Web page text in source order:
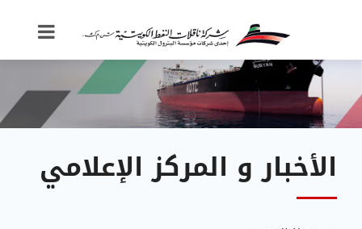
الأخبار و المركز الإعلامي